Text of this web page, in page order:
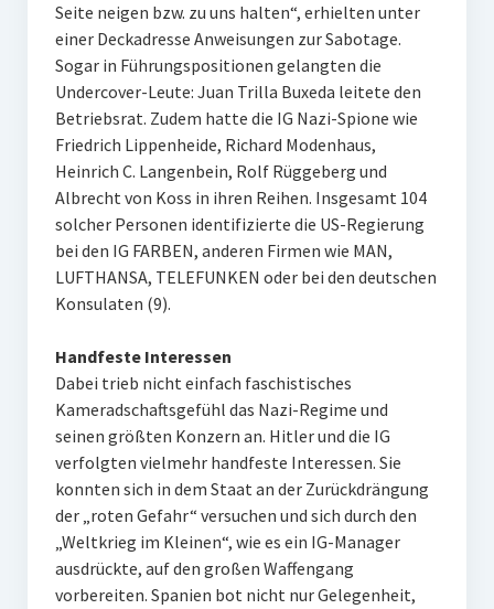
Seite neigen bzw. zu uns halten“, erhielten unter
einer Deckadresse Anweisungen zur Sabotage.
Sogar in Führungspositionen gelangten die
Undercover-Leute: Juan Trilla Buxeda leitete den
Betriebsrat. Zudem hatte die IG Nazi-Spione wie
Friedrich Lippenheide, Richard Modenhaus,
Heinrich C. Langenbein, Rolf Rüggeberg und
Albrecht von Koss in ihren Reihen. Insgesamt 104
solcher Personen identifizierte die US-Regierung
bei den IG FARBEN, anderen Firmen wie MAN,
LUFTHANSA, TELEFUNKEN oder bei den deutschen
Konsulaten (9).
Handfeste Interessen
Dabei trieb nicht einfach faschistisches
Kameradschaftsgefühl das Nazi-Regime und
seinen größten Konzern an. Hitler und die IG
verfolgten vielmehr handfeste Interessen. Sie
konnten sich in dem Staat an der Zurückdrängung
der „roten Gefahr“ versuchen und sich durch den
„Weltkrieg im Kleinen“, wie es ein IG-Manager
ausdrückte, auf den großen Waffengang
vorbereiten. Spanien bot nicht nur Gelegenheit,